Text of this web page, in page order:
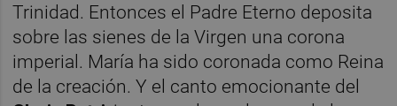
Trinidad. Entonces el Padre Eterno deposita
sobre las sienes de la Virgen una corona
imperial. María ha sido coronada como Reina
de la creación. Y el canto emocionante del